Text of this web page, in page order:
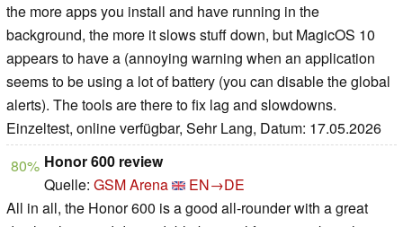
the more apps you install and have running in the
background, the more it slows stuff down, but MagicOS 10
appears to have a (annoying warning when an application
seems to be using a lot of battery (you can disable the global
alerts). The tools are there to fix lag and slowdowns.
Einzeltest, online verfügbar, Sehr Lang, Datum: 17.05.2026
80% Honor 600 review
Quelle: GSM Arena
EN→DE
All in all, the Honor 600 is a good all-rounder with a great